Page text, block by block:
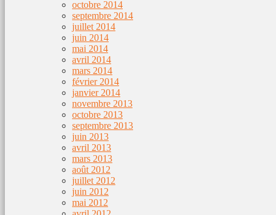
octobre 2014
septembre 2014
juillet 2014
juin 2014
mai 2014
avril 2014
mars 2014
février 2014
janvier 2014
novembre 2013
octobre 2013
septembre 2013
juin 2013
avril 2013
mars 2013
août 2012
juillet 2012
juin 2012
mai 2012